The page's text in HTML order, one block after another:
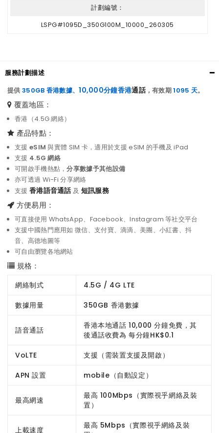
計劃編號：
LSPG#1095D_350G100M_10000_260305
服務計劃描述
提供 350GB 香港數據、10,000分鐘香港通話，有效期1095 天。
覆蓋地區：
香港（4.5G 網絡）
產品特點：
支援 eSIM 與實體 SIM 卡，適用於支援 eSIM 的手機及 iPad
支援 4.5G 網絡
可開啟手機熱點，分享數據予其他設備
亦可透過 Wi-Fi 分享網絡
支援 香港語音通話及 短訊服務
方便易用：
可直接使用 WhatsApp、Facebook、Instagram 等社交平台
支援中國熱門應用如 微信、支付寶、滴滴、美團、小紅書、抖
音、高德地圖等
可自由瀏覽各地網站
規格：
網絡制式 4.5G / 4G LTE
數據用量 350GB 香港數據
語音通話
香港本地通話 10,000 分鐘免費，其
後通話收費為 每分鐘HK$0.1
VoLTE 支援（需裝置支援及開啟）
APN 設置 mobile（自動設定）
最高網速
最高 100Mbps（實際視乎網絡及裝
置）
上載速度
最高 5Mbps（實際視乎網絡及裝